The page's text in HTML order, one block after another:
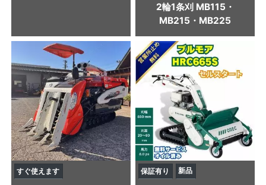
2輪1条刈 MB115・
MB215・MB225
すぐ使えます 保証有り 新品